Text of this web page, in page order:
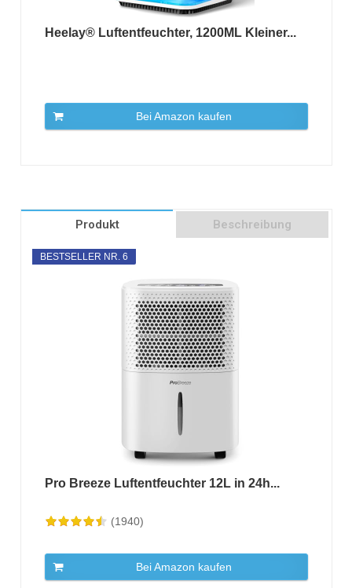
Heelay® Luftentfeuchter, 1200ML Kleiner...
Bei Amazon kaufen
Produkt Beschreibung
BESTSELLER NR. 6
Pro Breeze Luftentfeuchter 12L in 24h...
(1940)
Bei Amazon kaufen